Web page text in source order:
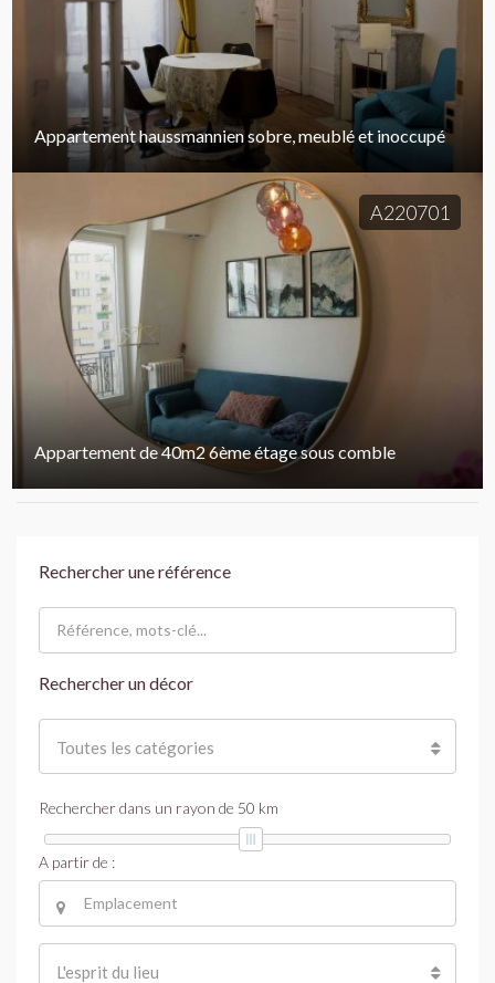
Appartement haussmannien sobre, meublé et inoccupé
A220701
Appartement de 40m2 6ème étage sous comble
Rechercher une référence
Rechercher un décor
Toutes les catégories
Rechercher dans un rayon de 50 km
A partir de :
L'esprit du lieu